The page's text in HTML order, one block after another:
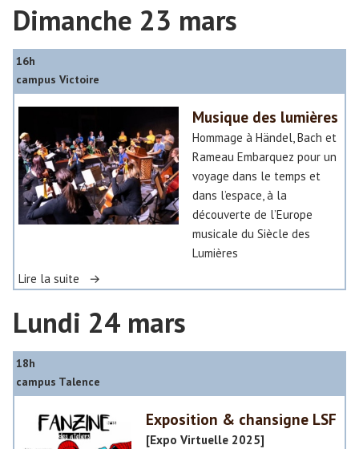
S
t
a
e
J
u
x
V
d
l
i
s
a
Dimanche 23 mars
16h
campus Victoire
Musique des lumières
Hommage à Händel, Bach et
Rameau Embarquez pour un
voyage dans le temps et
dans l’espace, à la
découverte de l’Europe
musicale du Siècle des
Lumières
Lire la suite
M
s
q
u
e
Lundi 24 mars
18h
campus Talence
Exposition & chansigne LSF
[Expo Virtuelle 2025]